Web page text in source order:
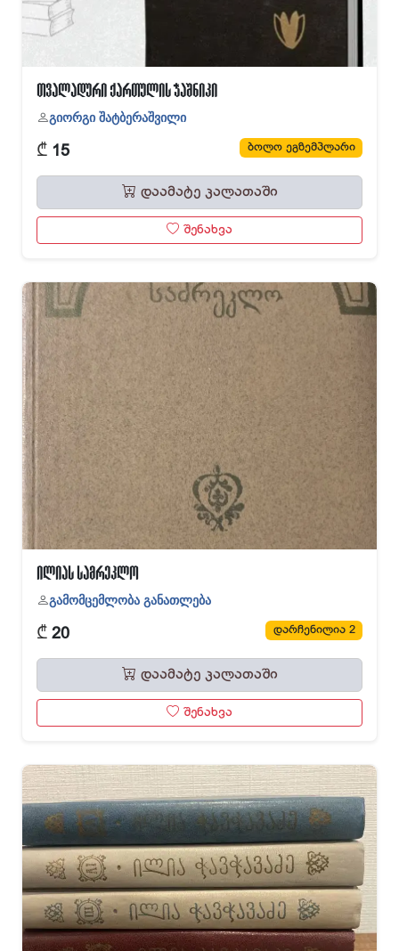
თვალადური ქართულის ჭაშნიკი
გიორგი შატბერაშვილი
₾ 15 ბოლო ეგზემპლარი
დაამატე კალათაში
შენახვა
ილიას სამრეკლო
გამომცემლობა განათლება
₾ 20 დარჩენილია 2
დაამატე კალათაში
შენახვა